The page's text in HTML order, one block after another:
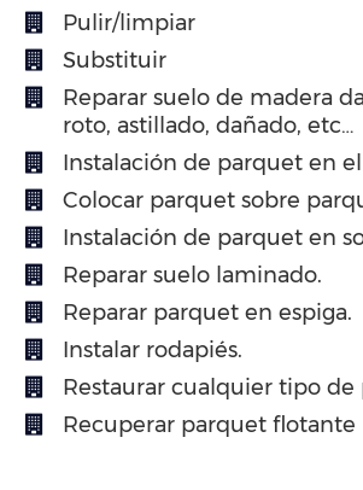
Pulir/limpiar
Substituir
Reparar suelo de madera
roto, astillado, dañado, etc…
Instalación de parquet en
Colocar parquet sobre
Instalación de parquet en
Reparar suelo laminado.
Reparar parquet en espiga.
Instalar rodapiés.
Restaurar cualquier tipo
Recuperar parquet flotante